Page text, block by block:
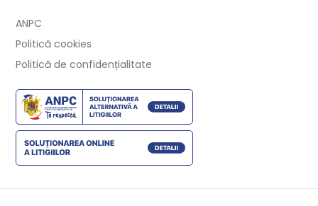
ANPC
Politică cookies
Politică de confidențialitate